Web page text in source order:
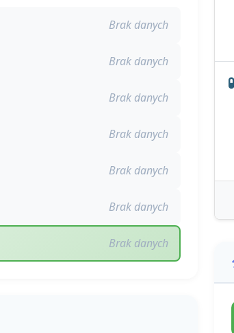
Brak danych
Brak danych
Brak danych
Brak danych
Brak danych
Brak danych
Brak danych